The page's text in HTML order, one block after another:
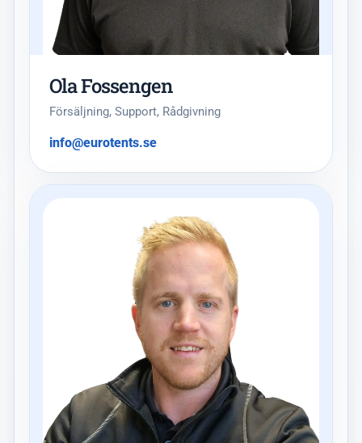
Ola Fossengen
Försäljning, Support, Rådgivning
info@eurotents.se